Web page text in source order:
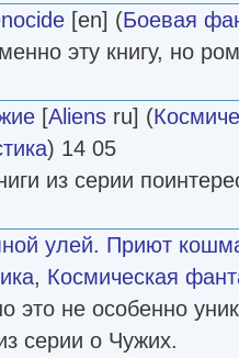
[en] (Боевая
эту книгу, но
[Aliens ru] (
) 14 05
из серии
улей. Приют
, Космическая
это не особенно
серии о Чужих.